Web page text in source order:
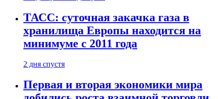
ТАСС: суточная закачка газа в
хранилища Европы находится на
минимуме с 2011 года
2 дня спустя
Первая и вторая экономики мира